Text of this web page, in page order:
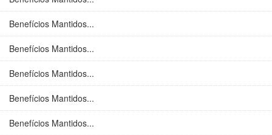
Benefícios Mantidos...
Benefícios Mantidos...
Benefícios Mantidos...
Benefícios Mantidos...
Benefícios Mantidos...